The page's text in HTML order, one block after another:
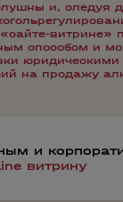
и, следуя
витрине»
способом и
на продажу
и
витрину